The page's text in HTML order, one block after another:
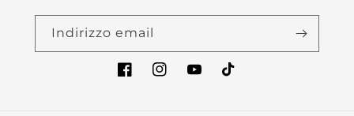
Indirizzo email
FacebookInstagramYouTubeTikTok